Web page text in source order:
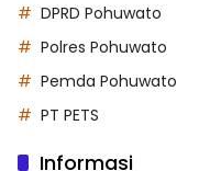
DPRD Pohuwato
Polres Pohuwato
Pemda Pohuwato
PT PETS
Informasi